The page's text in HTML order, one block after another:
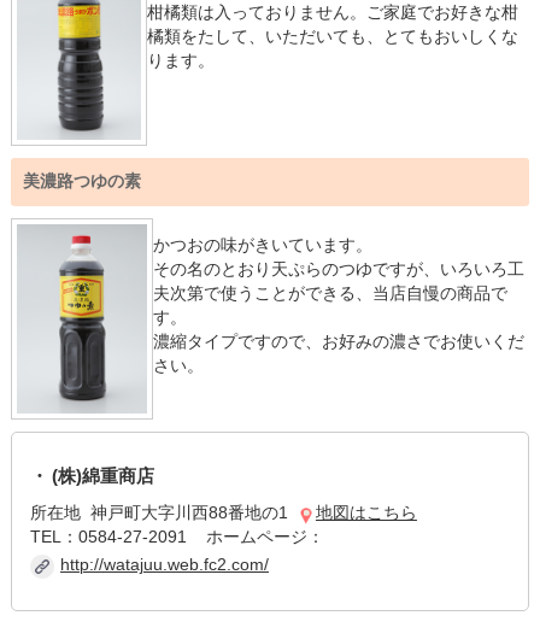
柑橘類は入っておりません。ご家庭でお好きな柑
橘類をたして、いただいても、とてもおいしくな
ります。
美濃路つゆの素
かつおの味がきいています。
その名のとおり天ぷらのつゆですが、いろいろ工
夫次第で使うことができる、当店自慢の商品で
す。
濃縮タイプですので、お好みの濃さでお使いくだ
さい。
(株)綿重商店
所在地 神戸町大字川西88番地の1
地図はこちら
TEL：0584-27-2091 ホームページ：
http://watajuu.web.fc2.com/